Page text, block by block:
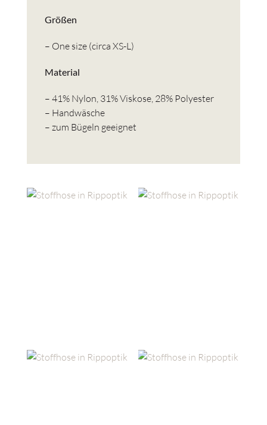
Größen
– One size (circa XS-L)
Material
– 41% Nylon, 31% Viskose, 28% Polyester
– Handwäsche
– zum Bügeln geeignet